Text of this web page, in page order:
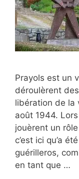
Prayols est un
déroulèrent
libération de la
août 1944.
jouèrent un
c’est ici qu’a
guérilleros,
en tant que …